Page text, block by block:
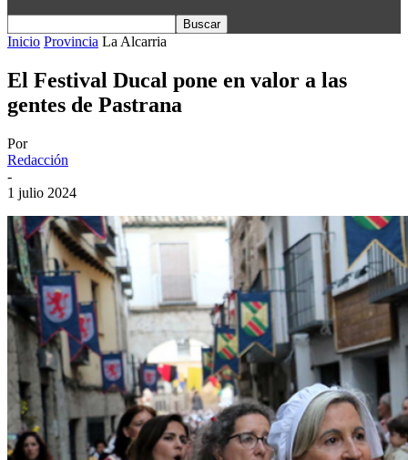
Inicio Provincia La Alcarria
El Festival Ducal pone en valor a las
gentes de Pastrana
Por
Redacción
-
1 julio 2024